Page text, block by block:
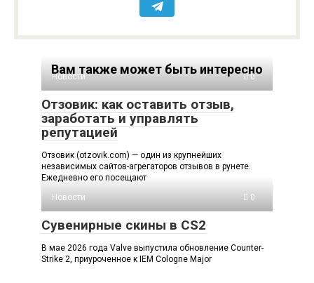
Вам также может быть интересно
Новости 0
Отзовик: как оставить отзыв,
заработать и управлять
репутацией
Отзовик (otzovik.com) — один из крупнейших
независимых сайтов-агрегаторов отзывов в рунете.
Ежедневно его посещают
Новости
0
Сувенирные скины в CS2
В мае 2026 года Valve выпустила обновление Counter-
Strike 2, приуроченное к IEM Cologne Major